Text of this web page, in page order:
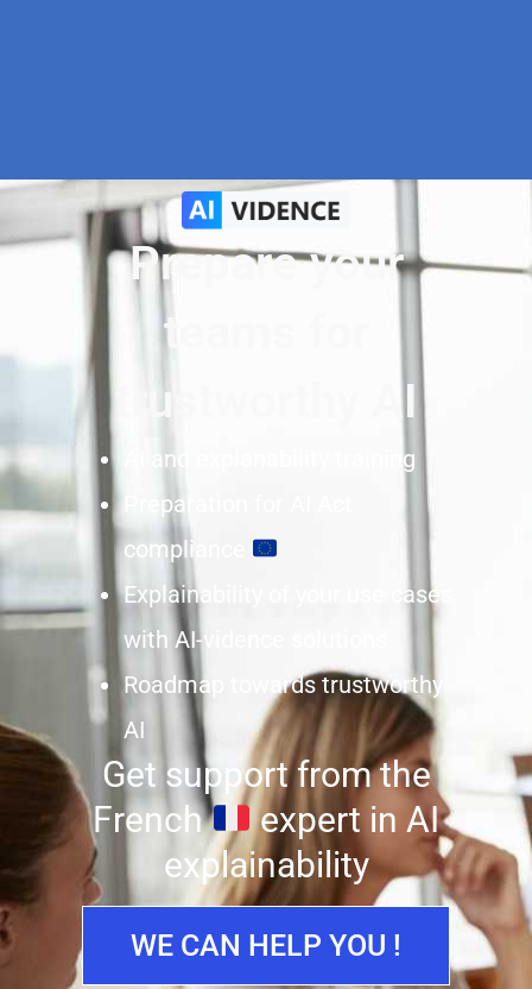
Prepare your
teams for
trustworthy AI
AI and explanability training
Preparation for AI Act
compliance
Explainability of your use cases
with AI-vidence solutions
Roadmap towards trustworthy
AI
Get support from the
French
expert in AI
explainability
WE CAN HELP YOU !